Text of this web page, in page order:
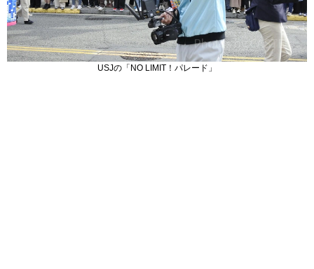
USJの「NO LIMIT！パレード」